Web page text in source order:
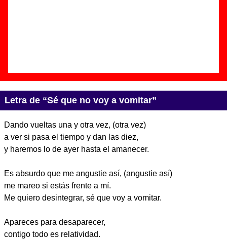
Letra de “Sé que no voy a vomitar”
Dando vueltas una y otra vez, (otra vez)
a ver si pasa el tiempo y dan las diez,
y haremos lo de ayer hasta el amanecer.
Es absurdo que me angustie así, (angustie así)
me mareo si estás frente a mí.
Me quiero desintegrar, sé que voy a vomitar.
Apareces para desaparecer,
contigo todo es relatividad.